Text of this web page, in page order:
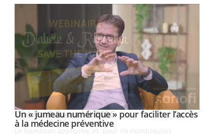
Youtube
Un « jumeau numérique » pour faciliter l’accès
à la médecine préventiveYoutube